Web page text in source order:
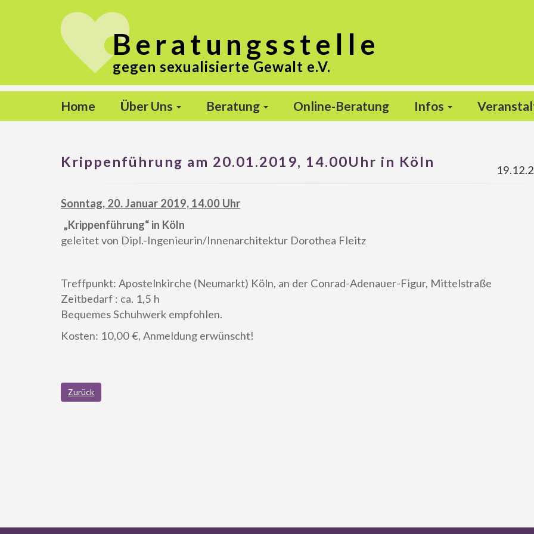
Beratungsstelle
gegen sexualisierte Gewalt e.V.
Home Über Uns Beratung Online-Beratung Infos
Krippenführung am 20.01.2019, 14.00Uhr in Köln
Sonntag, 20. Januar 2019, 14.00 Uhr
„Krippenführung“ in Köln
geleitet von Dipl.-Ingenieurin/Innenarchitektur Dorothea Fleitz
Treffpunkt: Apostelnkirche (Neumarkt) Köln, an der Conrad-Adenauer-Figur, Mittelstraße
Zeitbedarf : ca. 1,5 h
Bequemes Schuhwerk empfohlen.
Kosten: 10,00 €, Anmeldung erwünscht!
Zurück